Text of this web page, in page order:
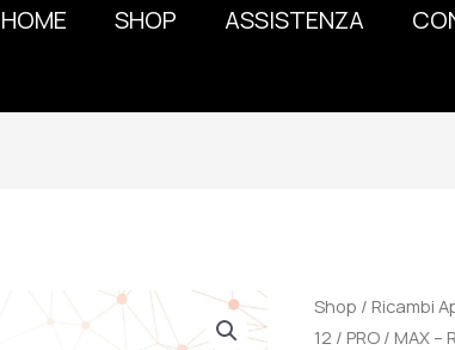
HOME SHOP ASSISTENZA
Shop / Ricambi
12 / PRO / MAX –
100%
ORIGINALE